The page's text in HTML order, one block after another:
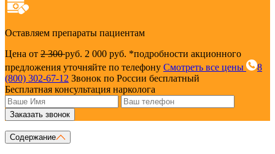
Оставляем препараты пациентам
Цена от 2 300руб. 2 000 руб. *подробности акционного
предложения уточняйте по телефону Смотреть все цены
8
(800) 302-67-12 Звонок по России бесплатный
Бесплатная консультация нарколога
Заказать звонок
Содержание